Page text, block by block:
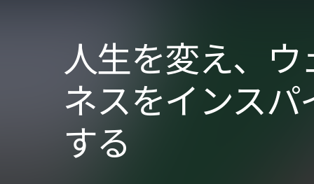
人生を変え、ウ
ネスをインスパ
する